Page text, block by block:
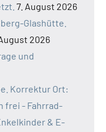
7. August 2026
Glashütte.
2026
und
Korrektur Ort:
frei - Fahrrad-
& E-